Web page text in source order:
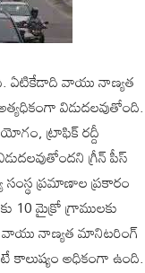
ఏటికేడాది వాయు నాణ్యత
విడుదలవుతోంది.
ట్రాఫిక్ రద్దీ
గ్రీన్ పీస్
ప్రమాణాల ప్రకారం
10 మైక్రో గ్రాములకు
వాయు నాణ్యత మానిటరింగ్
కాలుష్యం అధికంగా ఉంది.